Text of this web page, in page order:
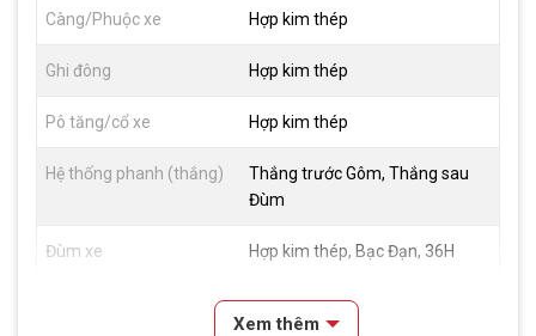
Càng/Phuộc xe Hợp kim thép
Ghi đông Hợp kim thép
Pô tăng/cổ xe Hợp kim thép
Hệ thống phanh (thắng)
Thắng trước Gôm, Thắng sau
Đùm
Đùm xe Hợp kim thép, Bạc Đạn, 36H
Hợp Kim Nhôm
Xem thêm